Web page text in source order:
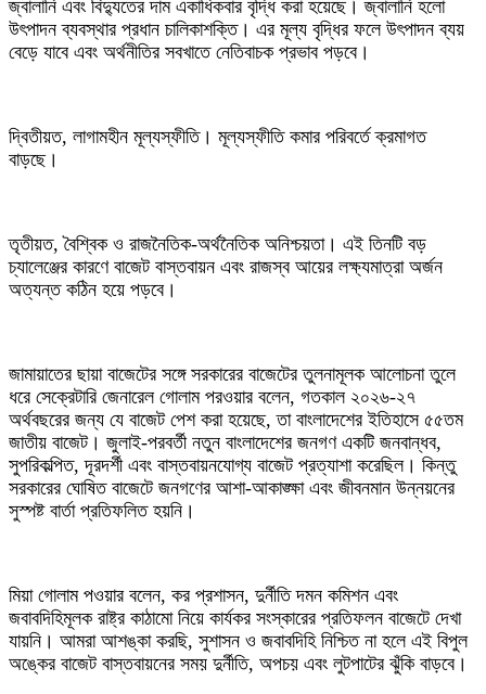
জ্বালানি এবং বিদ্যুতের দাম একাধিকবার বৃদ্ধি করা হয়েছে। জ্বালানি হলো
উৎপাদন ব্যবস্থার প্রধান চালিকাশক্তি। এর মূল্য বৃদ্ধির ফলে উৎপাদন ব্যয়
বেড়ে যাবে এবং অর্থনীতির সবখাতে নেতিবাচক প্রভাব পড়বে।
দ্বিতীয়ত, লাগামহীন মূল্যস্ফীতি। মূল্যস্ফীতি কমার পরিবর্তে ক্রমাগত
বাড়ছে।
তৃতীয়ত, বৈশ্বিক ও রাজনৈতিক-অর্থনৈতিক অনিশ্চয়তা। এই তিনটি বড়
চ্যালেঞ্জের কারণে বাজেট বাস্তবায়ন এবং রাজস্ব আয়ের লক্ষ্যমাত্রা অর্জন
অত্যন্ত কঠিন হয়ে পড়বে।
জামায়াতের ছায়া বাজেটের সঙ্গে সরকারের বাজেটের তুলনামূলক আলোচনা তুলে
ধরে সেক্রেটারি জেনারেল গোলাম পরওয়ার বলেন, গতকাল ২০২৬-২৭
অর্থবছরের জন্য যে বাজেট পেশ করা হয়েছে, তা বাংলাদেশের ইতিহাসে ৫৫তম
জাতীয় বাজেট। জুলাই-পরবর্তী নতুন বাংলাদেশের জনগণ একটি জনবান্ধব,
সুপরিকল্পিত, দূরদর্শী এবং বাস্তবায়নযোগ্য বাজেট প্রত্যাশা করেছিল। কিন্তু
সরকারের ঘোষিত বাজেটে জনগণের আশা-আকাঙ্ক্ষা এবং জীবনমান উন্নয়নের
সুস্পষ্ট বার্তা প্রতিফলিত হয়নি।
মিয়া গোলাম পওয়ার বলেন, কর প্রশাসন, দুর্নীতি দমন কমিশন এবং
জবাবদিহিমূলক রাষ্ট্র কাঠামো নিয়ে কার্যকর সংস্কারের প্রতিফলন বাজেটে দেখা
যায়নি। আমরা আশঙ্কা করছি, সুশাসন ও জবাবদিহি নিশ্চিত না হলে এই বিপুল
অঙ্কের বাজেট বাস্তবায়নের সময় দুর্নীতি, অপচয় এবং লুটপাটের ঝুঁকি বাড়বে।